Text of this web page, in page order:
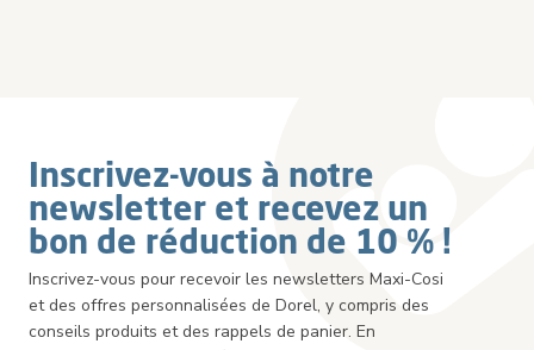
Inscrivez-vous à notre
newsletter et recevez un
bon de réduction de 10 % !
Inscrivez-vous pour recevoir les newsletters Maxi-Cosi
et des offres personnalisées de Dorel, y compris des
conseils produits et des rappels de panier. En